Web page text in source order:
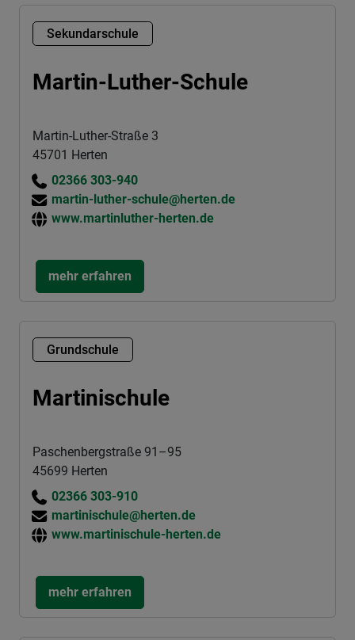
Sekundarschule
Martin-Luther-Schule
Martin-Luther-Straße 3
45701 Herten
02366 303-940
martin-luther-schule@herten.de
www.martinluther-herten.de
mehr erfahren
Grundschule
Martinischule
Paschenbergstraße 91–95
45699 Herten
02366 303-910
martinischule@herten.de
www.martinischule-herten.de
mehr erfahren